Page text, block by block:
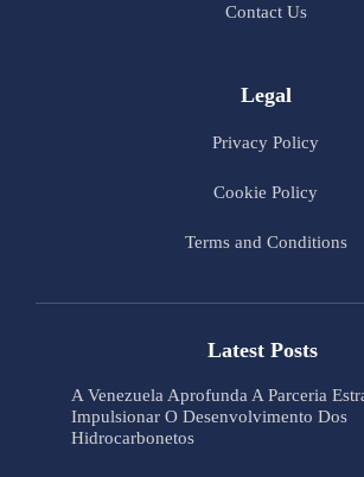
Contact Us
Legal
Privacy Policy
Cookie Policy
Terms and Conditions
Latest Posts
A Venezuela Aprofunda A Parceria
Impulsionar O Desenvolvimento Dos
Hidrocarbonetos